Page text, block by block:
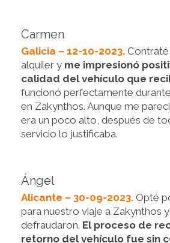
Carmen
Galicia – 12-10-2023. Contraté
alquiler y me impresionó
calidad del vehículo que
funcionó perfectamente
en Zakynthos. Aunque me
era un poco alto, después de
servicio lo justificaba.
Ángel
Alicante – 30-09-2023. Opté
para nuestro viaje a Zakynthos
defraudaron. El proceso de
retorno del vehículo fue sin